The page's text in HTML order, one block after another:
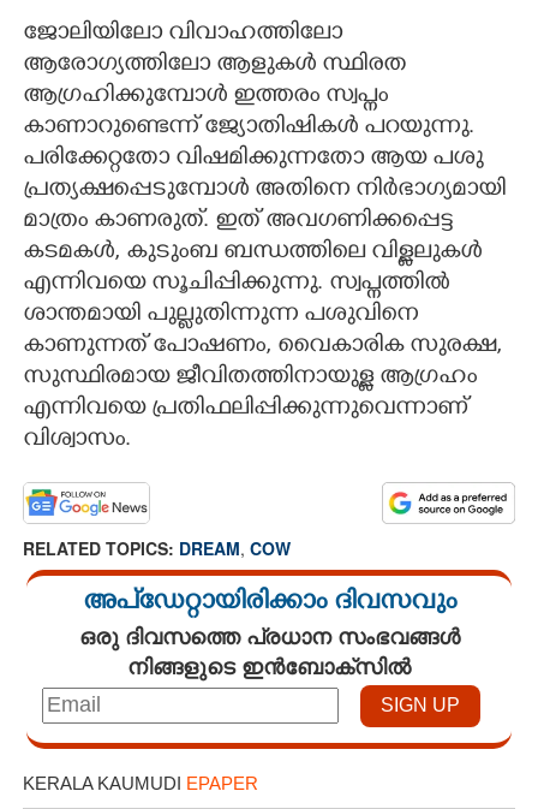
ജോലിയിലോ വിവാഹത്തിലോ
ആരോഗ്യത്തിലോ ആളുകൾ സ്ഥിരത
ആഗ്രഹിക്കുമ്പോൾ ഇത്തരം സ്വപ്നം
കാണാറുണ്ടെന്ന് ജ്യോതിഷികൾ പറയുന്നു.
പരിക്കേറ്റതോ വിഷമിക്കുന്നതോ ആയ പശു
പ്രത്യക്ഷപ്പെടുമ്പോൾ അതിനെ നിർഭാഗ്യമായി
മാത്രം കാണരുത്. ഇത് അവഗണിക്കപ്പെട്ട
കടമകൾ, കുടുംബ ബന്ധത്തിലെ വിള്ളലുകൾ
എന്നിവയെ സൂചിപ്പിക്കുന്നു. സ്വപ്നത്തിൽ
ശാന്തമായി പുല്ലുതിന്നുന്ന പശുവിനെ
കാണുന്നത് പോഷണം, വെെകാരിക സുരക്ഷ,
സുസ്ഥിരമായ ജീവിതത്തിനായുള്ള ആഗ്രഹം
എന്നിവയെ പ്രതിഫലിപ്പിക്കുന്നുവെന്നാണ്
വിശ്വാസം.
RELATED TOPICS: DREAM, COW
അപ്ഡേറ്റായിരിക്കാം ദിവസവും
ഒരു ദിവസത്തെ പ്രധാന സംഭവങ്ങൾ
നിങ്ങളുടെ ഇൻബോക്സിൽ
KERALA KAUMUDI EPAPER